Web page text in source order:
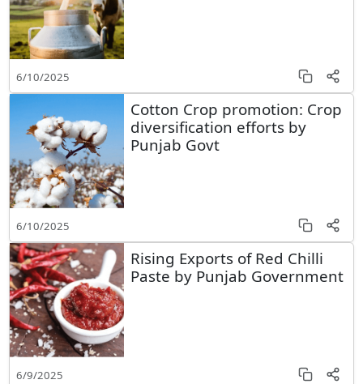
6/10/2025
Cotton Crop promotion: Crop
diversification efforts by
Punjab Govt
6/10/2025
Rising Exports of Red Chilli
Paste by Punjab Government
6/9/2025